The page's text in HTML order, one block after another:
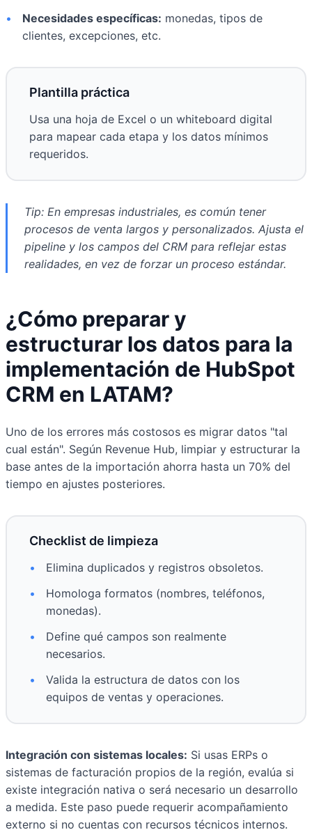
•
Necesidades específicas: monedas, tipos de
clientes, excepciones, etc.
Plantilla práctica
Usa una hoja de Excel o un whiteboard digital
para mapear cada etapa y los datos mínimos
requeridos.
Tip: En empresas industriales, es común tener
procesos de venta largos y personalizados. Ajusta el
pipeline y los campos del CRM para reflejar estas
realidades, en vez de forzar un proceso estándar.
¿Cómo preparar y
estructurar los datos para la
implementación de HubSpot
CRM en LATAM?
Uno de los errores más costosos es migrar datos "tal
cual están". Según Revenue Hub, limpiar y estructurar la
base antes de la importación ahorra hasta un 70% del
tiempo en ajustes posteriores.
Checklist de limpieza
•
Elimina duplicados y registros obsoletos.
•
Homologa formatos (nombres, teléfonos,
monedas).
•
Define qué campos son realmente
necesarios.
•
Valida la estructura de datos con los
equipos de ventas y operaciones.
Integración con sistemas locales: Si usas ERPs o
sistemas de facturación propios de la región, evalúa si
existe integración nativa o será necesario un desarrollo
a medida. Este paso puede requerir acompañamiento
externo si no cuentas con recursos técnicos internos.